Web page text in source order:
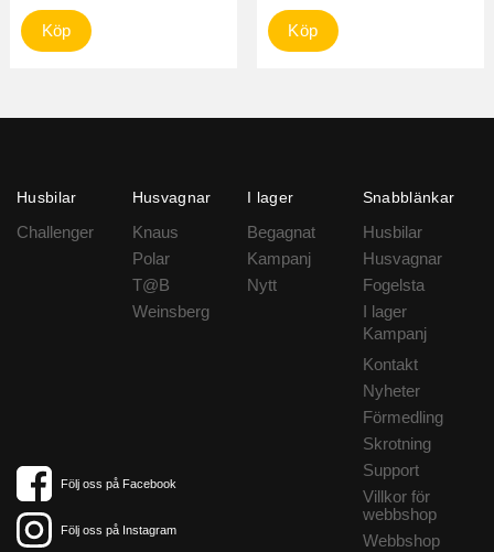
Köp Köp
Husbilar
Challenger
Husvagnar
Knaus
Polar
T@B
Weinsberg
I lager
Begagnat
Kampanj
Nytt
Snabblänkar
Husbilar
Husvagnar
Fogelsta
I lager
Kampanj
Kontakt
Nyheter
Förmedling
Skrotning
Support
Villkor för
webbshop
Webbshop
Följ oss på Facebook
Följ oss på Instagram